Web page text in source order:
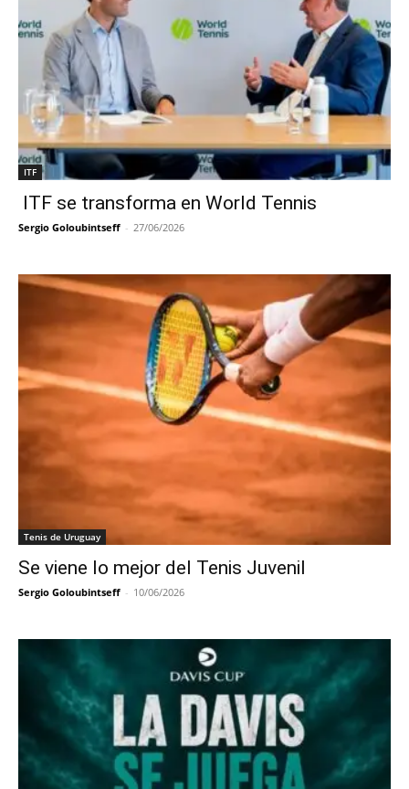
ITF
ITF se transforma en World Tennis
Sergio Goloubintseff - 27/06/2026
Tenis de Uruguay
Se viene lo mejor del Tenis Juvenil
Sergio Goloubintseff - 10/06/2026